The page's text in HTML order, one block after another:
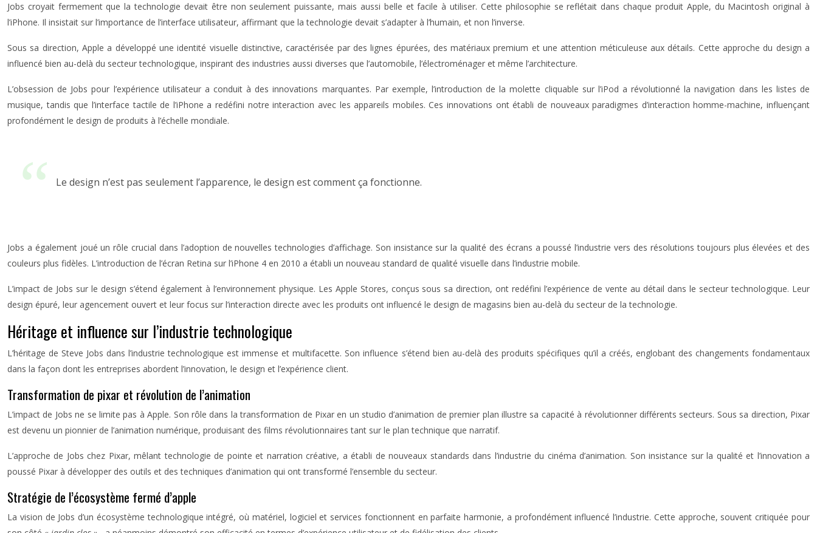
Jobs croyait fermement que la technologie devait être non seulement puissante, mais aussi belle et facile à utiliser. Cette philosophie se reflétait dans chaque produit Apple, du Macintosh original à
l’iPhone. Il insistait sur l’importance de l’interface utilisateur, affirmant que la technologie devait s’adapter à l’humain, et non l’inverse.
Sous sa direction, Apple a développé une identité visuelle distinctive, caractérisée par des lignes épurées, des matériaux premium et une attention méticuleuse aux détails. Cette approche du design a
influencé bien au-delà du secteur technologique, inspirant des industries aussi diverses que l’automobile, l’électroménager et même l’architecture.
L’obsession de Jobs pour l’expérience utilisateur a conduit à des innovations marquantes. Par exemple, l’introduction de la molette cliquable sur l’iPod a révolutionné la navigation dans les listes de
musique, tandis que l’interface tactile de l’iPhone a redéfini notre interaction avec les appareils mobiles. Ces innovations ont établi de nouveaux paradigmes d’interaction homme-machine, influençant
profondément le design de produits à l’échelle mondiale.
Le design n’est pas seulement l’apparence, le design est comment ça fonctionne.
Jobs a également joué un rôle crucial dans l’adoption de nouvelles technologies d’affichage. Son insistance sur la qualité des écrans a poussé l’industrie vers des résolutions toujours plus élevées et des
couleurs plus fidèles. L’introduction de l’écran Retina sur l’iPhone 4 en 2010 a établi un nouveau standard de qualité visuelle dans l’industrie mobile.
L’impact de Jobs sur le design s’étend également à l’environnement physique. Les Apple Stores, conçus sous sa direction, ont redéfini l’expérience de vente au détail dans le secteur technologique. Leur
design épuré, leur agencement ouvert et leur focus sur l’interaction directe avec les produits ont influencé le design de magasins bien au-delà du secteur de la technologie.
Héritage et influence sur l’industrie technologique
L’héritage de Steve Jobs dans l’industrie technologique est immense et multifacette. Son influence s’étend bien au-delà des produits spécifiques qu’il a créés, englobant des changements fondamentaux
dans la façon dont les entreprises abordent l’innovation, le design et l’expérience client.
Transformation de pixar et révolution de l’animation
L’impact de Jobs ne se limite pas à Apple. Son rôle dans la transformation de Pixar en un studio d’animation de premier plan illustre sa capacité à révolutionner différents secteurs. Sous sa direction, Pixar
est devenu un pionnier de l’animation numérique, produisant des films révolutionnaires tant sur le plan technique que narratif.
L’approche de Jobs chez Pixar, mêlant technologie de pointe et narration créative, a établi de nouveaux standards dans l’industrie du cinéma d’animation. Son insistance sur la qualité et l’innovation a
poussé Pixar à développer des outils et des techniques d’animation qui ont transformé l’ensemble du secteur.
Stratégie de l’écosystème fermé d’apple
La vision de Jobs d’un écosystème technologique intégré, où matériel, logiciel et services fonctionnent en parfaite harmonie, a profondément influencé l’industrie. Cette approche, souvent critiquée pour